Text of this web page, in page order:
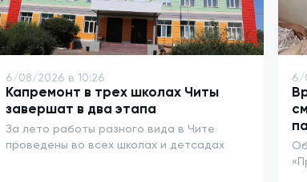
6/08/2026 в 10:26
Капремонт в трех школах Читы
завершат в два этапа
За лето работы разного вида в Чите
проведены во всех школах и детсадах
6/